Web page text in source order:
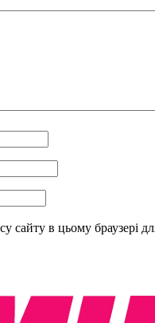
сайту в цьому браузері